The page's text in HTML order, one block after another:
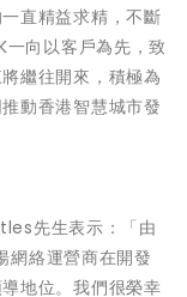
直精益求精，不斷
向以客戶為先，致
繼往開來，積極為
動香港智慧城市發
先生表示：「由
絡運營商在開發
地位。我們很榮幸